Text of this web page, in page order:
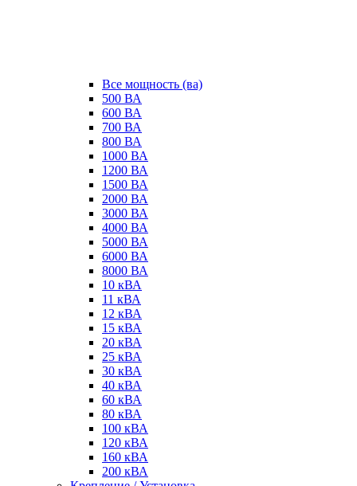
Все мощность (ва)
500 ВА
600 ВА
700 ВА
800 ВА
1000 ВА
1200 ВА
1500 ВА
2000 ВА
3000 ВА
4000 ВА
5000 ВА
6000 ВА
8000 ВА
10 кВА
11 кВА
12 кВА
15 кВА
20 кВА
25 кВА
30 кВА
40 кВА
60 кВА
80 кВА
100 кВА
120 кВА
160 кВА
200 кВА